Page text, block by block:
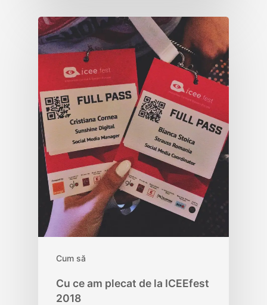
Cum să
Cu ce am plecat de la ICEEfest
2018